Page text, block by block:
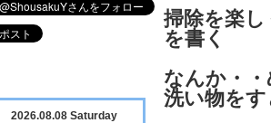
掃除を楽
を書く
なんか・
洗い物を
2026.08.08 Saturday